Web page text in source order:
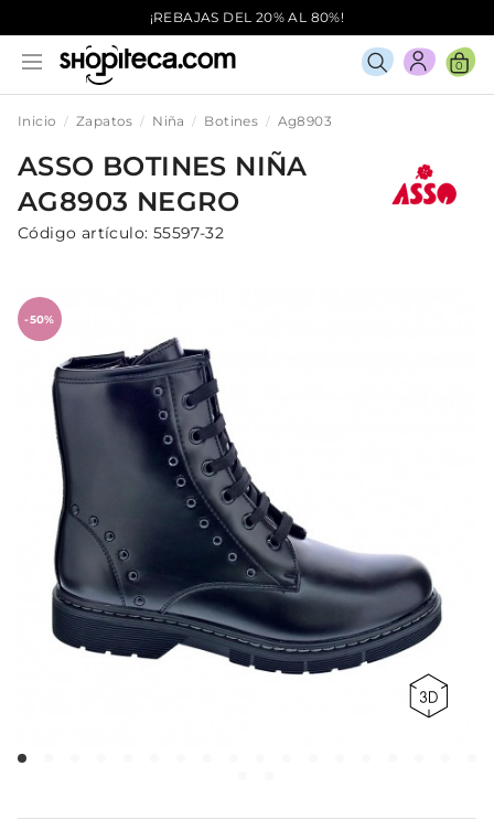
¡REBAJAS DEL 20% AL 80%!
0
Inicio Zapatos Niña Botines Ag8903
ASSO BOTINES NIÑA
AG8903 NEGRO
Código artículo: 55597-32
-50%